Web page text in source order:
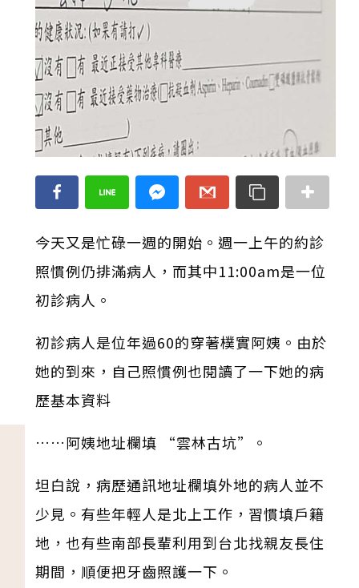
今天又是忙碌一週的開始。週一上午的約診
照慣例仍排滿病人，而其中11:00am是一位
初診病人。
初診病人是位年過60的穿著樸實阿姨。由於
她的到來，自己照慣例也閱讀了一下她的病
歷基本資料
……阿姨地址欄填 “雲林古坑”。
坦白說，病歷通訊地址欄填外地的病人並不
少見。有些年輕人是北上工作，習慣填戶籍
地，也有些南部長輩利用到台北找親友長住
期間，順便把牙齒照護一下。